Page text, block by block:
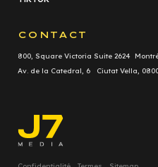
CONTACT
800, Square Victoria Suite 2624
Av. de la Catedral, 6 Ciutat Vella,